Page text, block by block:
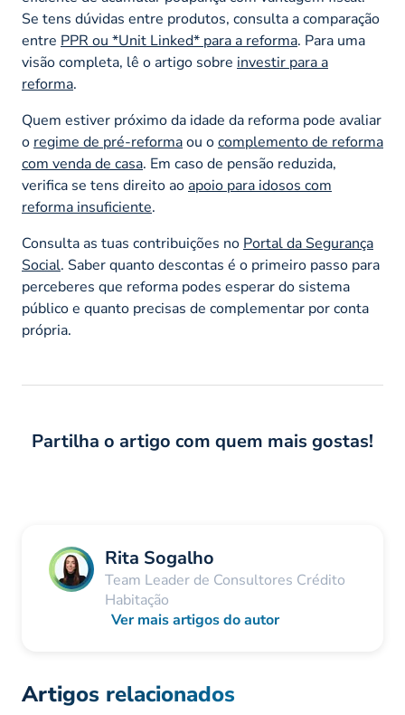
Se tens dúvidas entre produtos, consulta a comparação
entre PPR ou *Unit Linked* para a reforma. Para uma
visão completa, lê o artigo sobre investir para a
reforma.
Quem estiver próximo da idade da reforma pode avaliar
o regime de pré-reformaou ocomplemento de reforma
com venda de casa. Em caso de pensão reduzida,
verifica se tens direito ao apoio para idosos com
reforma insuficiente.
Consulta as tuas contribuições no Portal da Segurança
Social. Saber quanto descontas é o primeiro passo para
perceberes que reforma podes esperar do sistema
público e quanto precisas de complementar por conta
própria.
Partilha o artigo com quem mais gostas!
Rita Sogalho
Team Leader de Consultores Crédito
Habitação
Ver mais artigos do autor
Artigos relacionados